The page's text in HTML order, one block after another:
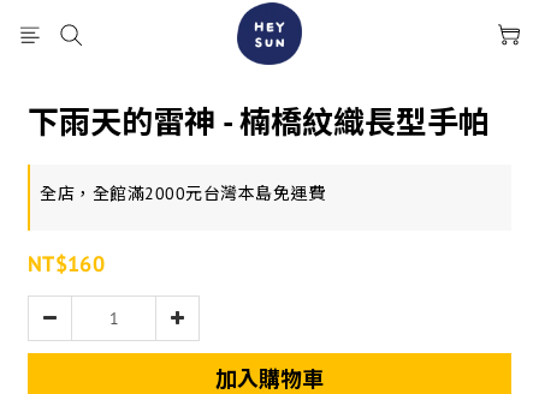
下雨天的雷神 - 楠橋紋織長型手帕
全店，全館滿2000元台灣本島免運費
NT$160
加入購物車